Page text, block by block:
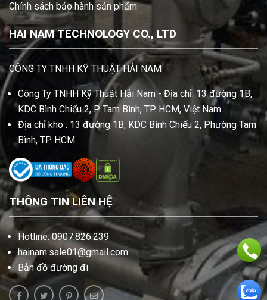
Chính sách bảo hành sản phẩm
HAI NAM TECHNOLOGY CO., LTD
CÔNG TY TNHH KỸ THUẬT HẢI NAM
Công Ty TNHH Kỹ Thuật Hải Nam - Địa chỉ: 13 đường 1B,
KDC Bình Chiểu 2, P. Tam Bình, TP. HCM, Việt Nam.
Địa chỉ kho : 13 đường 1B, KDC Bình Chiểu 2, Phường Tam
Bình, TP. HCM
THÔNG TIN LIÊN HỆ
Hotline: 0907.826.239
hainam.sale01@gmail.com
Bản đồ đường đi